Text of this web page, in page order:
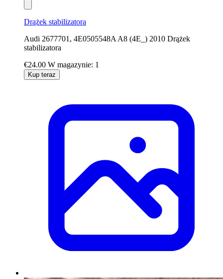
Drążek stabilizatora
Audi 2677701, 4E0505548A A8 (4E_) 2010 Drążek
stabilizatora
€24.00 W magazynie: 1
Kup teraz